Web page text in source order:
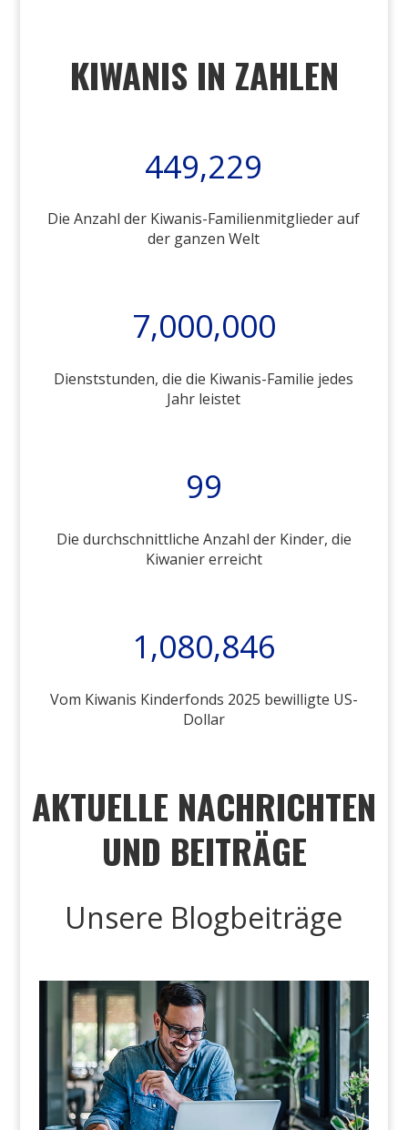
KIWANIS IN ZAHLEN
449,229
Die Anzahl der Kiwanis-Familienmitglieder auf
der ganzen Welt
7,000,000
Dienststunden, die die Kiwanis-Familie jedes
Jahr leistet
99
Die durchschnittliche Anzahl der Kinder, die
Kiwanier erreicht
1,080,846
Vom Kiwanis Kinderfonds 2025 bewilligte US-
Dollar
AKTUELLE NACHRICHTEN
UND BEITRÄGE
Unsere Blogbeiträge